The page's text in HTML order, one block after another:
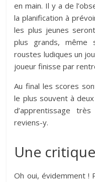
en main. Il y a de
la planification à
les plus jeunes
plus grands, même
roustes ludiques un
joueur finisse par
Au final les scores
le plus souvent à
d’apprentissage
reviens-y.
Une
Oh oui, évidemment !